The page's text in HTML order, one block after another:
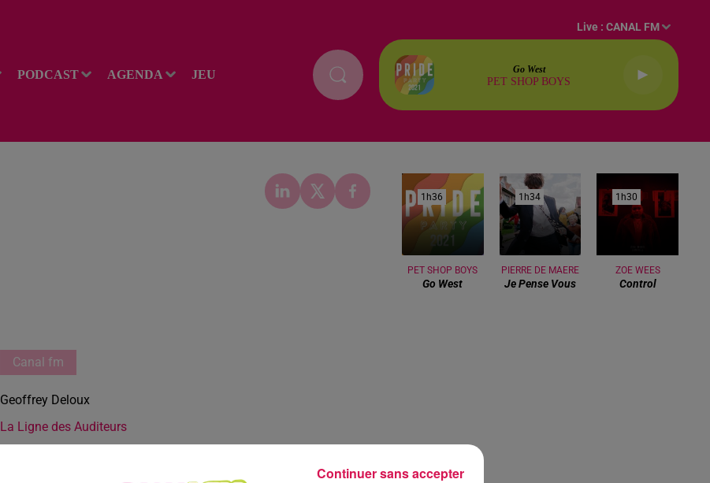
PODCAST AGENDA JEU
Live :CANAL FM
Go West
PET SHOP BOYS
Canal fm
Geoffrey Deloux
La Ligne des Auditeurs
1h36
1h36
PET SHOP BOYS
Go West
1h34
1h34
PIERRE DE MAERE
Je Pense Vous
1h30
1h30
ZOE WEES
Control
Continuer sans accepter